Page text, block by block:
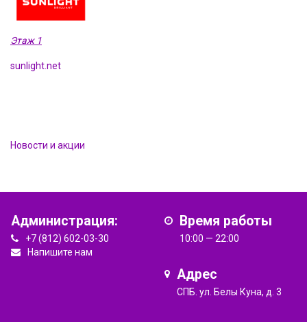
Этаж 1
sunlight.net
Новости и акции
Администрация:
+7 (812) 602-03-30
Напишите нам
Время работы
10:00 — 22:00
Адрес
СПБ. ул. Белы Куна, д. 3